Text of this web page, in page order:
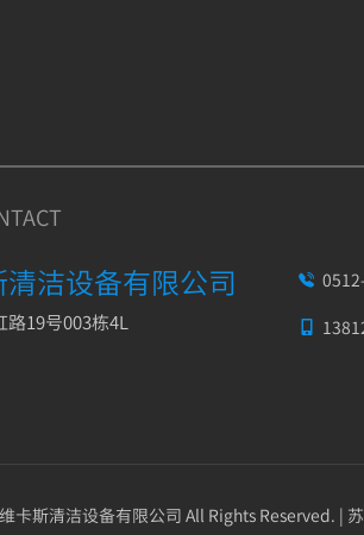
洁设备有限公司
路19号003栋4L


卡斯清洁设备有限公司 All Rights Reserved. |